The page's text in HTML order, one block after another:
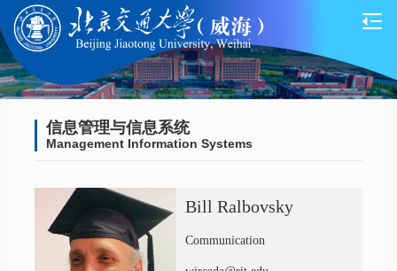
信息管理与信息系统
Management Information Systems
Bill Ralbovsky
Communication